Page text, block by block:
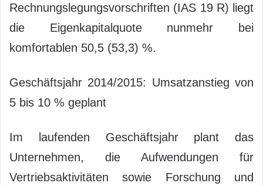
Rechnungslegungsvorschriften (IAS 19 R) liegt
die Eigenkapitalquote nunmehr bei
komfortablen 50,5 (53,3) %.
Geschäftsjahr 2014/2015: Umsatzanstieg von
5 bis 10 % geplant
Im laufenden Geschäftsjahr plant das
Unternehmen, die Aufwendungen für
Vertriebsaktivitäten sowie Forschung und